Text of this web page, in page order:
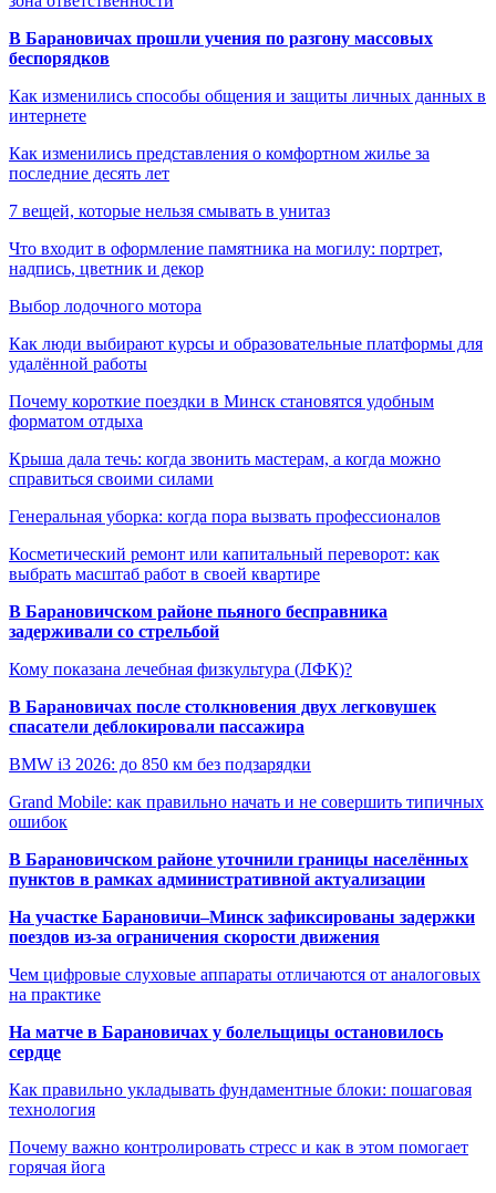
В Барановичах прошли учения по разгону массовых
беспорядков
Как изменились способы общения и защиты личных данных в
интернете
Как изменились представления о комфортном жилье за
последние десять лет
7 вещей, которые нельзя смывать в унитаз
Что входит в оформление памятника на могилу: портрет,
надпись, цветник и декор
Выбор лодочного мотора
Как люди выбирают курсы и образовательные платформы для
удалённой работы
Почему короткие поездки в Минск становятся удобным
форматом отдыха
Крыша дала течь: когда звонить мастерам, а когда можно
справиться своими силами
Генеральная уборка: когда пора вызвать профессионалов
Косметический ремонт или капитальный переворот: как
выбрать масштаб работ в своей квартире
В Барановичском районе пьяного бесправника
задерживали со стрельбой
Кому показана лечебная физкультура (ЛФК)?
В Барановичах после столкновения двух легковушек
спасатели деблокировали пассажира
BMW i3 2026: до 850 км без подзарядки
Grand Mobile: как правильно начать и не совершить типичных
ошибок
В Барановичском районе уточнили границы населённых
пунктов в рамках административной актуализации
На участке Барановичи–Минск зафиксированы задержки
поездов из-за ограничения скорости движения
Чем цифровые слуховые аппараты отличаются от аналоговых
на практике
На матче в Барановичах у болельщицы остановилось
сердце
Как правильно укладывать фундаментные блоки: пошаговая
технология
Почему важно контролировать стресс и как в этом помогает
горячая йога